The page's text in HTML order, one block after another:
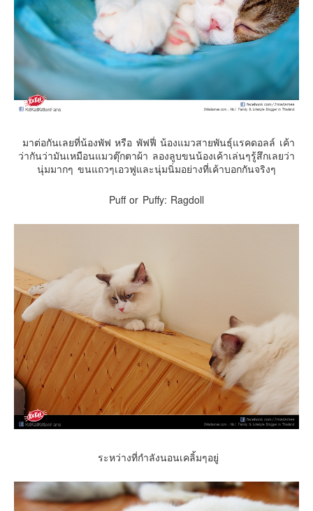
มาต่อกันเลยที่น้องพัฟ หรือ พัฟฟี่ น้องแมวสายพันธุ์แรคดอลล์ เค้า
ว่ากันว่ามันเหมือนแมวตุ๊กตาผ้า ลองลูบขนน้องเค้าเล่นๆรู้สึกเลยว่า
นุ่มมากๆ ขนแถวๆเอวฟูและนุ่มนิ่มอย่างที่เค้าบอกกันจริงๆ
Puff or Puffy: Ragdoll
ระหว่างที่กำลังนอนเคลิ้มๆอยู่